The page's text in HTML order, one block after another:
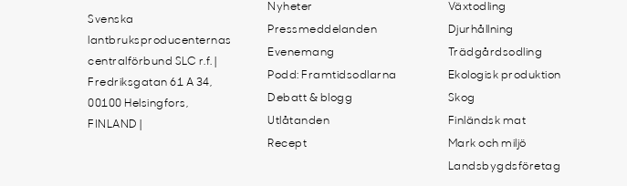
Svenska
lantbruksproducenternas
centralförbund SLC r.f. |
Fredriksgatan 61 A 34,
00100 Helsingfors,
FINLAND |
Nyheter
Pressmeddelanden
Evenemang
Podd: Framtidsodlarna
Debatt & blogg
Utlåtanden
Recept
Växtodling
Djurhållning
Trädgårdsodling
Ekologisk produktion
Skog
Finländsk mat
Mark och miljö
Landsbygdsföretag